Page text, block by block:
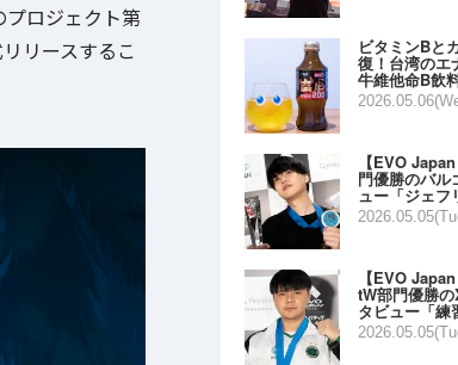
ロジェクト第
リースするこ
ビタミンBと
復！台湾のエ
牛維他命B飲
【EVO
門優勝のバル
ュー「ジェ
【EVO
tW部門優勝
タビュー「